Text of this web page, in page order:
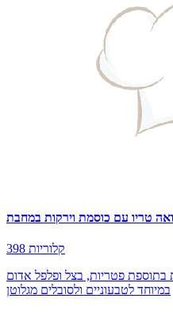
טריו עם כוסמת וירקות במחבת
398 קלוריות
בתוספת פטריות, בצל ופלפל אדום
במיוחד לטבעוניים ולסובלים מגלוטן